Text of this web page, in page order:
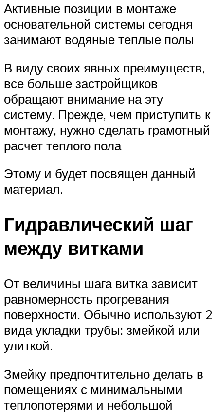
Активные позиции в монтаже
основательной системы сегодня
занимают водяные теплые полы
В виду своих явных преимуществ,
все больше застройщиков
обращают внимание на эту
систему. Прежде, чем приступить к
монтажу, нужно сделать грамотный
расчет теплого пола
Этому и будет посвящен данный
материал.
Гидравлический шаг
между витками
От величины шага витка зависит
равномерность прогревания
поверхности. Обычно используют 2
вида укладки трубы: змейкой или
улиткой.
Змейку предпочтительно делать в
помещениях с минимальными
теплопотерями и небольшой